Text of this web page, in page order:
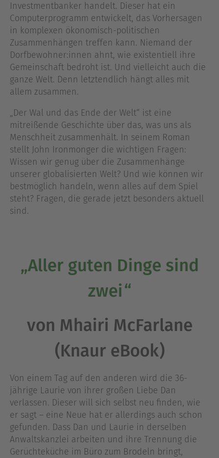
Investmentbanker handelt. Dieser hat ein
Computerprogramm entwickelt, das Vorhersagen
in komplexen ökonomisch-politischen
Zusammenhängen treffen kann. Niemand der
Dorfbewohner:innen ahnt, wie existentiell ihre
Gemeinschaft bedroht ist. Und vielleicht auch die
ganze Welt. Denn letztendlich hängt alles mit
allem zusammen.
„Der Wal und das Ende der Welt“ ist eine
mitreißende Geschichte über das, was uns als
Menschheit zusammenhält. In seinem Roman
stellt John Ironmonger die wichtigen Fragen:
Wissen wir genug über die Zusammenhänge
unserer globalisierten Welt? Und wie können wir
bestmöglich handeln, wenn alles auf dem Spiel
steht? Fragen, die gerade jetzt besonders aktuell
sind.
„Aller guten Dinge sind
zwei“
von Mhairi McFarlane
(Knaur eBook)
Von einem Tag auf den anderen wird die 36-
jährige Laurie von ihrer großen Liebe Dan
verlassen. Dieser will sich selbst neu finden, wie
er sagt – eine Neue hat er allerdings auch schon
gefunden. Dass Dan und Laurie in derselben
Anwaltskanzlei arbeiten und ihre Trennung die
Gerüchteküche im Büro zum Brodeln bringt,